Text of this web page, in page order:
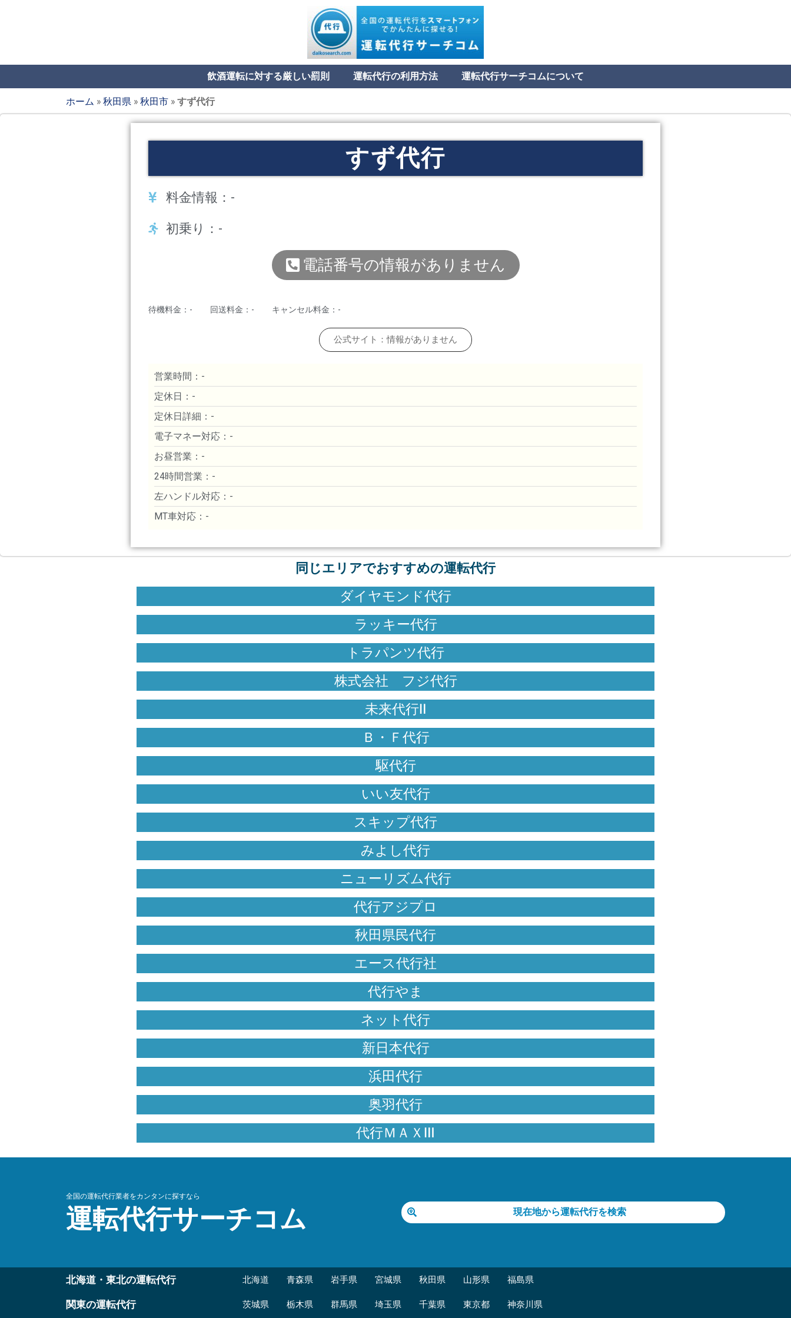
飲酒運転に対する厳しい罰則 運転代行の利用方法 運転代行サーチコムについて
ホーム »秋田県 »秋田市 »すず代行
すず代行
料金情報：-
初乗り：-
電話番号の情報がありません
待機料金：- 回送料金：- キャンセル料金：-
公式サイト：情報がありません
営業時間：-
定休日：-
定休日詳細：-
電子マネー対応：-
お昼営業：-
24時間営業：-
左ハンドル対応：-
MT車対応：-
同じエリアでおすすめの運転代行
ダイヤモンド代行
ラッキー代行
トラパンツ代行
株式会社 フジ代行
未来代行Ⅱ
Ｂ・Ｆ代行
駆代行
いい友代行
スキップ代行
みよし代行
ニューリズム代行
代行アジプロ
秋田県民代行
エース代行社
代行やま
ネット代行
新日本代行
浜田代行
奥羽代行
代行ＭＡＸⅢ
全国の運転代行業者をカンタンに探すなら
運転代行サーチコム 現在地から運転代行を検索
北海道・東北の運転代行 北海道 青森県 岩手県 宮城県 秋田県 山形県 福島県
関東の運転代行 茨城県 栃木県 群馬県 埼玉県 千葉県 東京都 神奈川県